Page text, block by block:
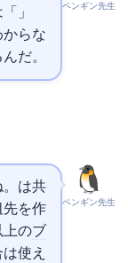
ペンギン先生
」
らな
んだ。
ペンギン先生
は共
先を作
以上のブ
使え